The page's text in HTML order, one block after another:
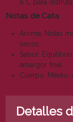
6°C para
Notas de Cata
Aroma: Notas
secos.
Sabor:
amargor final.
Cuerpo: Medio,
Detalles